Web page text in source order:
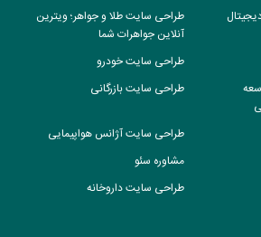
طراحی سایت طلا و جواهر؛ ویترین
آنلاین جواهرات شما
طراحی سایت خودرو
طراحی سایت بازرگانی
طراحی سایت آژانس هواپیمایی
مشاوره سئو
طراحی سایت داروخانه